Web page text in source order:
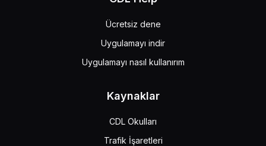
Ücretsiz dene
Uygulamayı indir
Uygulamayı nasıl kullanırım
Kaynaklar
CDL Okulları
Trafik İşaretleri